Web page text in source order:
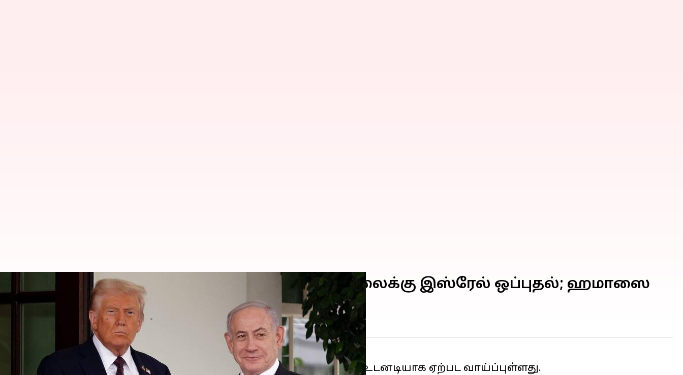
காசாவில் ஆரம்பகட்டப் படைகள் விலகல் எல்லைக்கு இஸ்ரேல் ஒப்புதல்; ஹமாஸை
உடனடியாக செயல்பட டிரம்ப் வலியுறுத்தல்
Sekar Chinnappan Oct 05, 2025
இஸ்ரேல்
-காசா மோதலில் ஒரு முக்கிய இராஜதந்திர முன்னேற்றம் உடனடியாக ஏற்பட வாய்ப்புள்ளது.